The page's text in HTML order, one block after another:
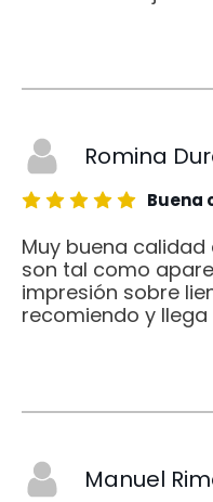
Romina
Buena
Muy buena
son tal como
impresión sobre
recomiendo y
Manuel